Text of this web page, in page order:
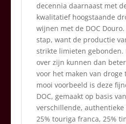
decennia daarnaast met
kwalitatief hoogstaande
wijnen met de DOC
stap, want de productie
strikte limieten gebonden.
over zijn kunnen dan
voor het maken van droge
mooi voorbeeld is deze
DOC, gemaakt op basis
verschillende,
25% touriga franca, 25%